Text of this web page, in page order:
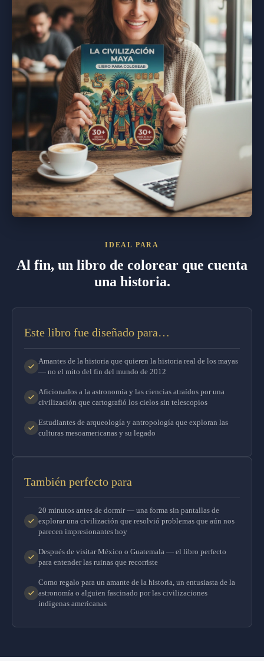
IDEAL PARA
Al fin, un libro de colorear que cuenta
una historia.
Este libro fue diseñado para…
Amantes de la historia que quieren la historia real de los mayas
— no el mito del fin del mundo de 2012
Aficionados a la astronomía y las ciencias atraídos por una
civilización que cartografió los cielos sin telescopios
Estudiantes de arqueología y antropología que exploran las
culturas mesoamericanas y su legado
También perfecto para
20 minutos antes de dormir — una forma sin pantallas de
explorar una civilización que resolvió problemas que aún nos
parecen impresionantes hoy
Después de visitar México o Guatemala — el libro perfecto
para entender las ruinas que recorriste
Como regalo para un amante de la historia, un entusiasta de la
astronomía o alguien fascinado por las civilizaciones
indígenas americanas